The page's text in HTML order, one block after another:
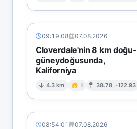
09:19:08 07.08.2026
Cloverdale'nin 8 km doğu-
güneydoğusunda,
Kaliforniya
4.3 km I 38.78, -122.93
08:54:01 07.08.2026